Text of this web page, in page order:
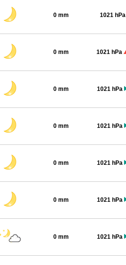
0 mm 1021 hPa
0 mm 1021 hPa
0 mm 1021 hPa
0 mm 1021 hPa
0 mm 1021 hPa
0 mm 1021 hPa
0 mm 1021 hPa